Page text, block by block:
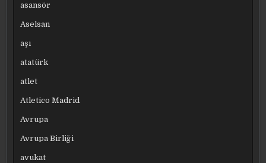
asansör
Aselsan
aşı
atatürk
atlet
Atletico Madrid
Avrupa
Avrupa Birliği
avukat